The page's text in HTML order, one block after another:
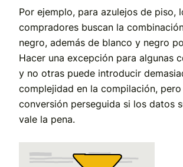
Por ejemplo, para azulejos de piso,
compradores buscan la
negro, además de blanco y negro
Hacer una excepción para algunas
y no otras puede introducir
complejidad en la compilación,
conversión perseguida si los datos
vale la pena.